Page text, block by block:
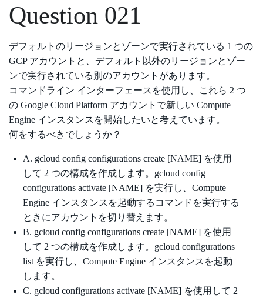
Question 021
デフォルトのリージョンとゾーンで実行されている 1 つの
GCP アカウントと、デフォルト以外のリージョンとゾー
ンで実行されている別のアカウントがあります。
コマンドライン インターフェースを使用し、これら 2 つ
の Google Cloud Platform アカウントで新しい Compute
Engine インスタンスを開始したいと考えています。
何をするべきでしょうか？
A. gcloud config configurations create [NAME] を使用
して 2 つの構成を作成します。gcloud config
configurations activate [NAME] を実行し、Compute
Engine インスタンスを起動するコマンドを実行する
ときにアカウントを切り替えます。
B. gcloud config configurations create [NAME] を使用
して 2 つの構成を作成します。gcloud configurations
list を実行し、Compute Engine インスタンスを起動
します。
C. gcloud configurations activate [NAME] を使用して 2